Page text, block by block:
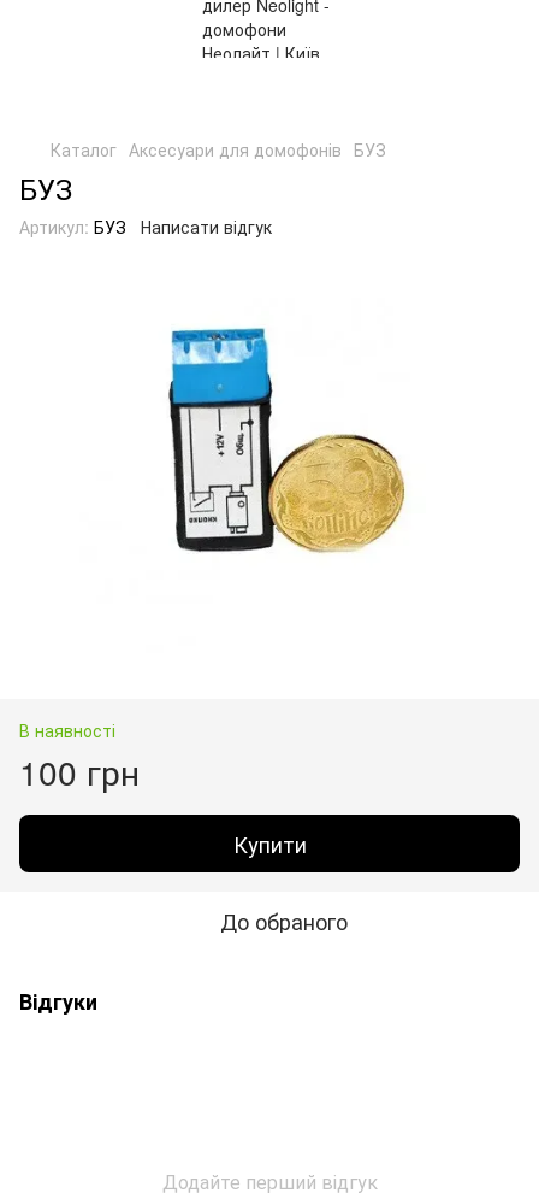
Каталог Аксесуари для домофонів БУЗ
БУЗ
Артикул: БУЗ Написати відгук
В наявності
100 грн
Купити
До обраного
Відгуки
Додайте перший відгук